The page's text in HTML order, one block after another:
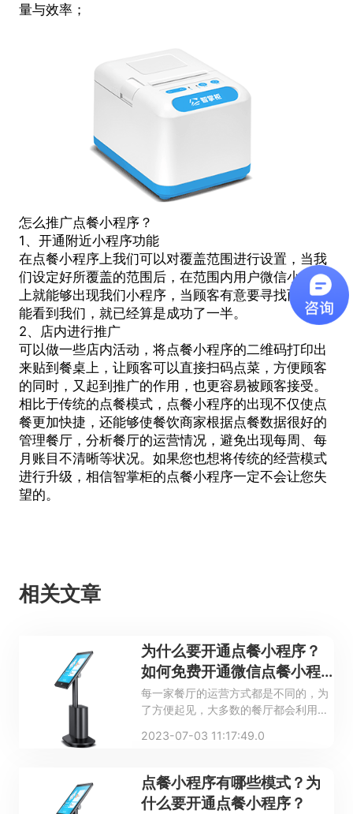
量与效率；
怎么推广点餐小程序？
1、开通附近小程序功能
在点餐小程序上我们可以对覆盖范围进行设置，当我
们设定好所覆盖的范围后，在范围内用户微信小程序
上就能够出现我们小程序，当顾客有意要寻找而正好
能看到我们，就已经算是成功了一半。
2、店内进行推广
可以做一些店内活动，将点餐小程序的二维码打印出
来贴到餐桌上，让顾客可以直接扫码点菜，方便顾客
的同时，又起到推广的作用，也更容易被顾客接受。
相比于传统的点餐模式，点餐小程序的出现不仅使点
餐更加快捷，还能够使餐饮商家根据点餐数据很好的
管理餐厅，分析餐厅的运营情况，避免出现每周、每
月账目不清晰等状况。如果您也想将传统的经营模式
进行升级，相信智掌柜的点餐小程序一定不会让您失
望的。
相关文章
为什么要开通点餐小程序？
如何免费开通微信点餐小程
序？
每一家餐厅的运营方式都是不同的，为
了方便起见，大多数的餐厅都会利用现
者支付宝等平台开通点餐小程序，这样
一看为什么要开通点餐小程序，以及如
何免费开通微信点餐小程序。
2023-07-03 11:17:49.0
点餐小程序有哪些模式？为
什么要开通点餐小程序？